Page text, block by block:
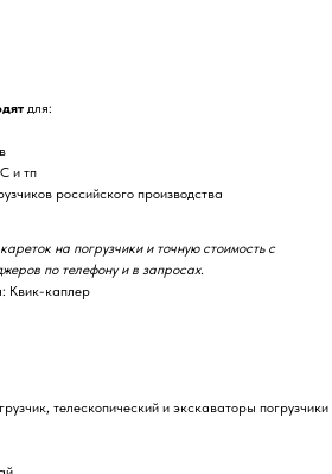
для:
и тп
российского производства
на погрузчики и точную стоимость с
по телефону и в запросах.
Квик-каплер
телескопический и экскаваторы погрузчики